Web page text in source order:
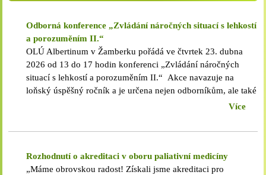
Odborná konference „Zvládání náročných situací s lehkostí
a porozuměním II.“
OLÚ Albertinum v Žamberku pořádá ve čtvrtek 23. dubna
2026 od 13 do 17 hodin konferenci „Zvládání náročných
situací s lehkostí a porozuměním II.“ Akce navazuje na
loňský úspěšný ročník a je určena nejen odborníkům, ale také
široké veřejnosti – všem, kteří se zajímají o duševní zdraví,
emocím. Účastníci se mohou těšit na přednášky zkušených
traumatu, nenásilné komunikace, mindfulness a sebepřijetí.
Součástí programu jsou také navazující víkendové
Více
Rozhodnutí o akreditaci v oboru paliativní medicíny
„Máme obrovskou radost! Získali jsme akreditaci pro